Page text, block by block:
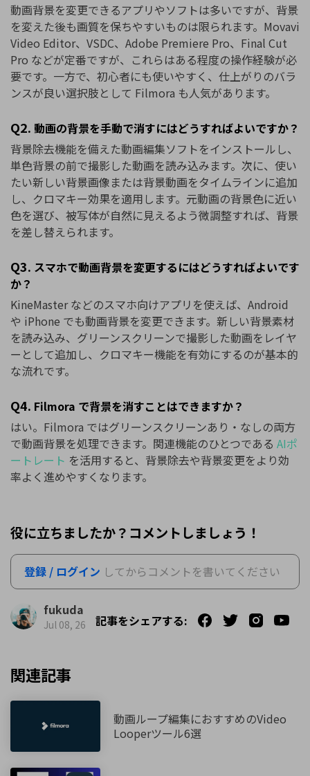
動画背景を変更できるアプリやソフトは多いですが、背景
を変えた後も画質を保ちやすいものは限られます。 Movavi
Video Editor、VSDC、 Adobe Premiere Pro、 Final Cut
Pro などが定番ですが、これらはある程度の操作経験が必
要です。一方で、初心者にも使いやすく、仕上がりのバラ
ンスが良い選択肢として Filmora も人気があります。
Q2. 動画の背景を手動で消すにはどうすればよいですか？
背景除去機能を備えた動画編集ソフトをインストールし、
単色背景の前で撮影した動画を読み込みます。次に、使い
たい新しい背景画像または背景動画をタイムラインに追加
し、クロマキー効果を適用します。元動画の背景色に近い
色を選び、被写体が自然に見えるよう微調整すれば、背景
を差し替えられます。
Q3. スマホで動画背景を変更するにはどうすればよいです
か？
KineMaster などのスマホ向けアプリを使えば、Android
や iPhone でも動画背景を変更できます。新しい背景素材
を読み込み、グリーンスクリーンで撮影した動画をレイヤ
ーとして追加し、クロマキー機能を有効にするのが基本的
な流れです。
Q4. Filmora で背景を消すことはできますか？
はい。Filmora ではグリーンスクリーンあり・なしの両方
で動画背景を処理できます。関連機能のひとつである AIポ
ートレート を活用すると、背景除去や背景変更をより効
率よく進めやすくなります。
役に立ちましたか？コメントしましょう！
登録 / ログイン してからコメントを書いてください
fukuda
Jul 08, 26 記事をシェアする:
関連記事
動画ループ編集におすすめのVideo
Looperツール6選